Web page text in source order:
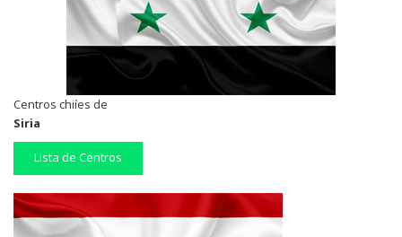
Centros chiíes de
Siria
Lista de Centros